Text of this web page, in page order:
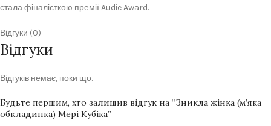
стала фіналісткою премії Audie Award.
Відгуки (0)
Відгуки
Відгуків немає, поки що.
Будьте першим, хто залишив відгук на “Зникла жінка (м’яка
обкладинка) Мері Кубіка”